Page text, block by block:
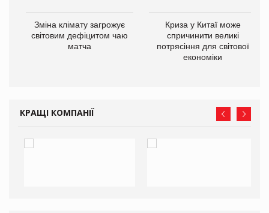
Зміна клімату загрожує
світовим дефіцитом чаю
матча
Криза у Китаї може
спричинити великі
потрясіння для світової
економіки
КРАЩІ КОМПАНІЇ